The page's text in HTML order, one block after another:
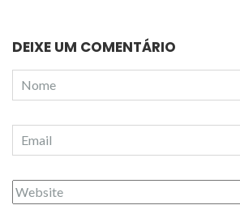
DEIXE UM COMENTÁRIO